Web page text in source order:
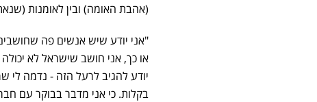
(אהבת האומה) ובין לאומנות
"אני יודע שיש אנשים פה
או כך, אני חושב שישראל לא
יודע להגיב לרעל הזה - נדמה לי
בקלות. כי אני מדבר בבוקר עם